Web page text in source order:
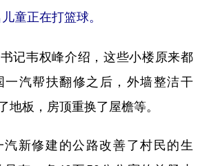
童正在打篮球。
韦权峰介绍，这些小楼原来都
一汽帮扶翻修之后，外墙整洁干
地板，房顶重换了屋檐等。
新修建的公路改善了村民的生